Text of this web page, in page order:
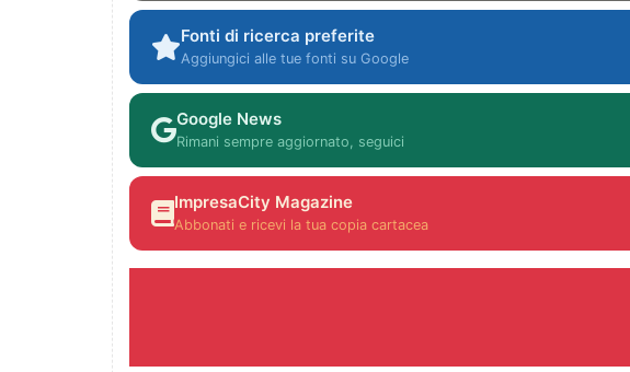
Fonti di ricerca preferite
Aggiungici alle tue fonti su Google
Google News
Rimani sempre aggiornato, seguici
ImpresaCity Magazine
Abbonati e ricevi la tua copia cartacea